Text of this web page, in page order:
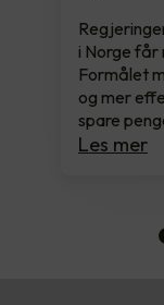
i Norge får
Formålet
og mer
spare
Les mer